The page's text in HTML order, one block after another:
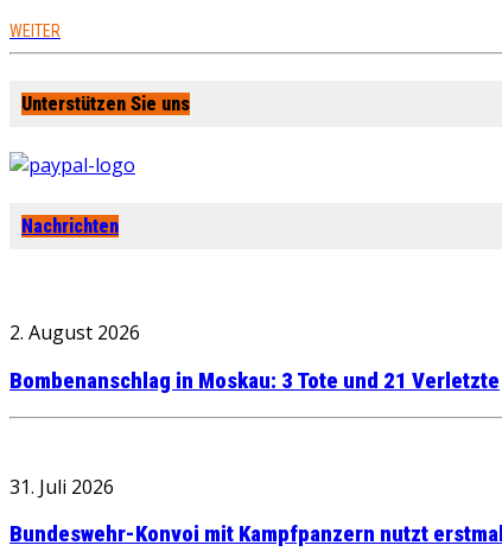
WEITER
Unterstützen Sie uns
Nachrichten
2. August 2026
Bombenanschlag in Moskau: 3 Tote und 21 Verletzte
31. Juli 2026
Bundeswehr-Konvoi mit Kampfpanzern nutzt